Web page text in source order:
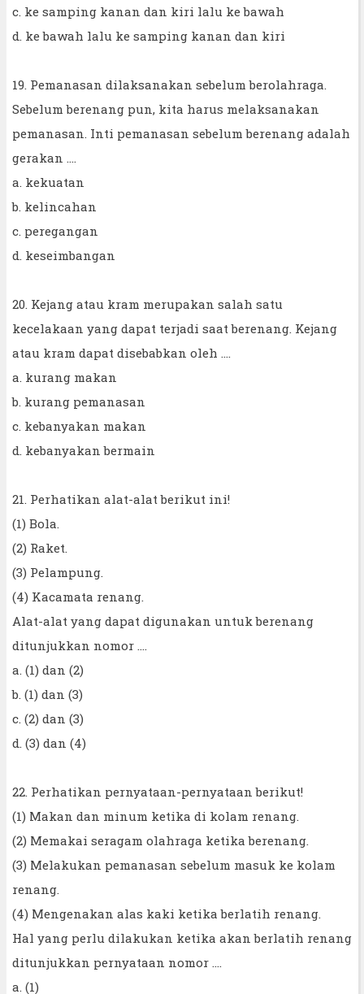
c. ke samping kanan dan kiri lalu ke bawah
d. ke bawah lalu ke samping kanan dan kiri
19. Pemanasan dilaksanakan sebelum berolahraga.
Sebelum berenang pun, kita harus melaksanakan
pemanasan. Inti pemanasan sebelum berenang adalah
gerakan ....
a. kekuatan
b. kelincahan
c. peregangan
d. keseimbangan
20. Kejang atau kram merupakan salah satu
kecelakaan yang dapat terjadi saat berenang. Kejang
atau kram dapat disebabkan oleh ....
a. kurang makan
b. kurang pemanasan
c. kebanyakan makan
d. kebanyakan bermain
21. Perhatikan alat-alat berikut ini!
(1) Bola.
(2) Raket.
(3) Pelampung.
(4) Kacamata renang.
Alat-alat yang dapat digunakan untuk berenang
ditunjukkan nomor ....
a. (1) dan (2)
b. (1) dan (3)
c. (2) dan (3)
d. (3) dan (4)
22. Perhatikan pernyataan-pernyataan berikut!
(1) Makan dan minum ketika di kolam renang.
(2) Memakai seragam olahraga ketika berenang.
(3) Melakukan pemanasan sebelum masuk ke kolam
renang.
(4) Mengenakan alas kaki ketika berlatih renang.
Hal yang perlu dilakukan ketika akan berlatih renang
ditunjukkan pernyataan nomor ....
a. (1)